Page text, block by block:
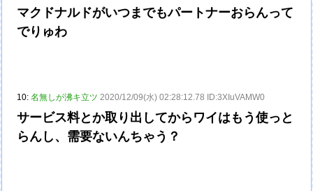
マクドナルドがいつまでもパートナーおらんって
でりゅわ
10:名無しが沸キ立ツ 2020/12/09(水) 02:28:12.78 ID:3XIuVAMW0
サービス料とか取り出してからワイはもう使っと
らんし、需要ないんちゃう？